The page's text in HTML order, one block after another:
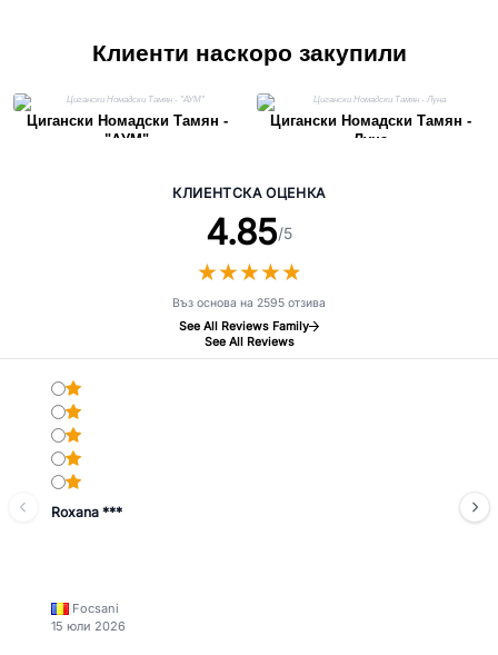
Клиенти наскоро закупили
Цигански Номадски Тамян -
"АУМ"
Цигански Номадски Тамян -
Луна
КЛИЕНТСКА ОЦЕНКА
4.85/5
★★★★★
★★★★★
Въз основа на 2595 отзива
See All Reviews Family
See All Reviews
Roxana ***
Focsani
15 юли 2026